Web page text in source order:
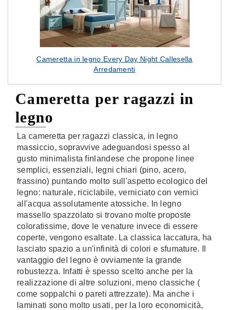
Cameretta in legno Every Day Night Callesella
Arredamenti
Cameretta per ragazzi in
legno
La cameretta per ragazzi classica, in legno
massiccio, sopravvive adeguandosi spesso al
gusto minimalista finlandese che propone linee
semplici, essenziali, legni chiari (pino, acero,
frassino) puntando molto sull'aspetto ecologico del
legno: naturale, riciclabile, verniciato con vernici
all'acqua assolutamente atossiche. In legno
massello spazzolato si trovano molte proposte
coloratissime, dove le venature invece di essere
coperte, vengono esaltate. La classica laccatura, ha
lasciato spazio a un'infinità di colori e sfumature. Il
vantaggio del legno è ovviamente la grande
robustezza. Infatti è spesso scelto anche per la
realizzazione di altre soluzioni, meno classiche (
come soppalchi o pareti attrezzate). Ma anche i
laminati sono molto usati, per la loro economicità,